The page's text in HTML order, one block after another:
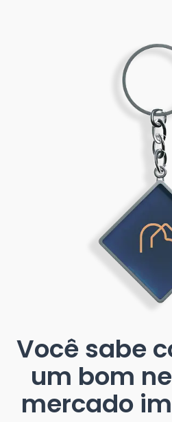
Você sabe
um bom
mercado